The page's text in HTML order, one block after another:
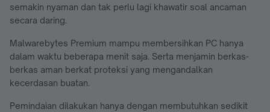
semakin nyaman dan tak perlu lagi khawatir soal ancaman
secara daring.
Malwarebytes Premium mampu membersihkan PC hanya
dalam waktu beberapa menit saja. Serta menjamin berkas-
berkas aman berkat proteksi yang mengandalkan
kecerdasan buatan.
Pemindaian dilakukan hanya dengan membutuhkan sedikit